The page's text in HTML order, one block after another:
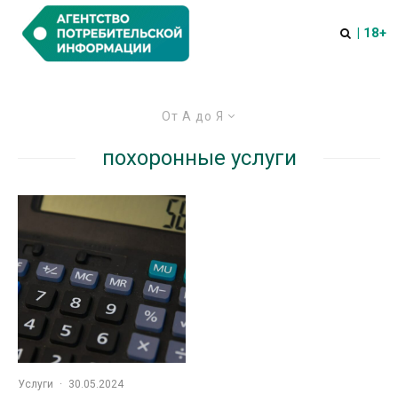
| 18+
От А до Я
похоронные услуги
Услуги · 30.05.2024